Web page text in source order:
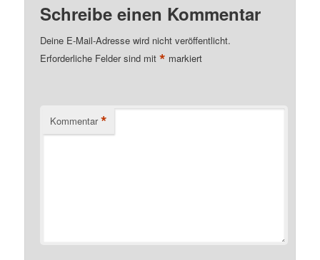
Schreibe einen Kommentar
Deine E-Mail-Adresse wird nicht veröffentlicht.
Erforderliche Felder sind mit* markiert
Kommentar *